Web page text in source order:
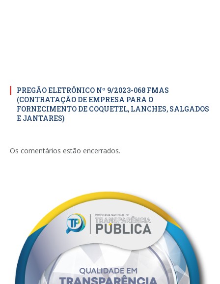
PREGÃO ELETRÔNICO Nº 9/2023-068 FMAS
(CONTRATAÇÃO DE EMPRESA PARA O
FORNECIMENTO DE COQUETEL, LANCHES, SALGADOS
E JANTARES)
Os comentários estão encerrados.